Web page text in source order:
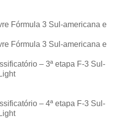
Fórmula 3 Sul-americana e
Fórmula 3 Sul-americana e
– 3ª etapa F-3 Sul-
– 4ª etapa F-3 Sul-